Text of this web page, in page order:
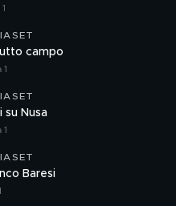
campo
su Nusa
Baresi